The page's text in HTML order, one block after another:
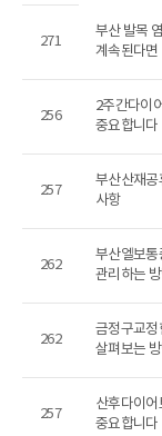
271
부산 발목
계속된다면
256
2주간다이
중요합니다
257
부산산재공
사항
262
부산엘보통
관리하는
262
금정구교정
살펴보는
257
산후다이어
중요합니다